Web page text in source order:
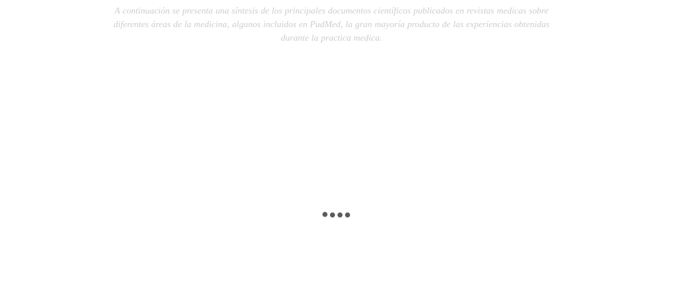
A continuación se presenta una síntesis de los principales documentos científicos publicados en revistas medicas sobre
diferentes áreas de la medicina, algunos incluidos en PudMed, la gran mayoría producto de las experiencias obtenidas
durante la practica medica.